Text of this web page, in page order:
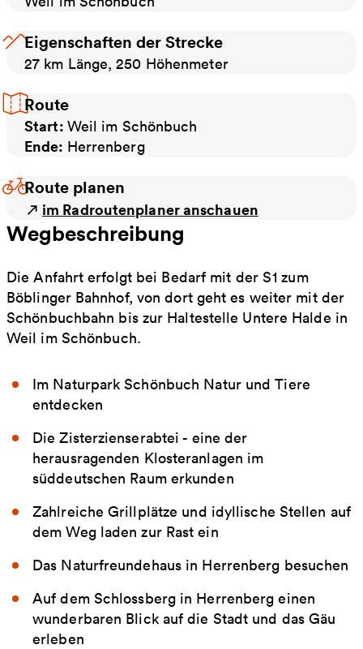
Eigenschaften der Strecke
27 km Länge, 250 Höhenmeter
Route
Start: Weil im Schönbuch
Ende: Herrenberg
Route planen
im Radroutenplaner anschauen
Wegbeschreibung
Die Anfahrt erfolgt bei Bedarf mit der S 1 zum
Böblinger Bahnhof, von dort geht es weiter mit der
Schönbuchbahn bis zur Haltestelle Untere Halde in
Weil im Schönbuch.
Im Naturpark Schönbuch Natur und Tiere
entdecken
Die Zisterzienserabtei - eine der
herausragenden Klosteranlagen im
süddeutschen Raum erkunden
Zahlreiche Grillplätze und idyllische Stellen auf
dem Weg laden zur Rast ein
Das Naturfreundehaus in Herrenberg besuchen
Auf dem Schlossberg in Herrenberg einen
wunderbaren Blick auf die Stadt und das Gäu
erleben